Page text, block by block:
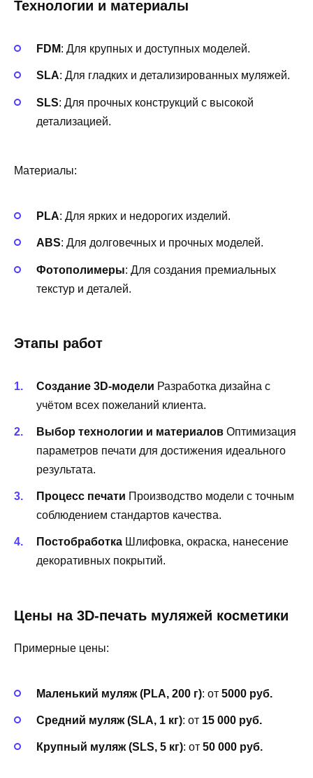
Технологии и материалы
FDM: Для крупных и доступных моделей.
SLA: Для гладких и детализированных муляжей.
SLS: Для прочных конструкций с высокой
детализацией.
Материалы:
PLA: Для ярких и недорогих изделий.
ABS: Для долговечных и прочных моделей.
Фотополимеры: Для создания премиальных
текстур и деталей.
Этапы работ
Создание 3D-модели Разработка дизайна с
учётом всех пожеланий клиента.
Выбор технологии и материалов Оптимизация
параметров печати для достижения идеального
результата.
Процесс печати Производство модели с точным
соблюдением стандартов качества.
Постобработка Шлифовка, окраска, нанесение
декоративных покрытий.
Цены на 3D-печать муляжей косметики
Примерные цены:
Маленький муляж (PLA, 200 г): от 5000 руб.
Средний муляж (SLA, 1 кг): от 15 000 руб.
Крупный муляж (SLS, 5 кг): от 50 000 руб.